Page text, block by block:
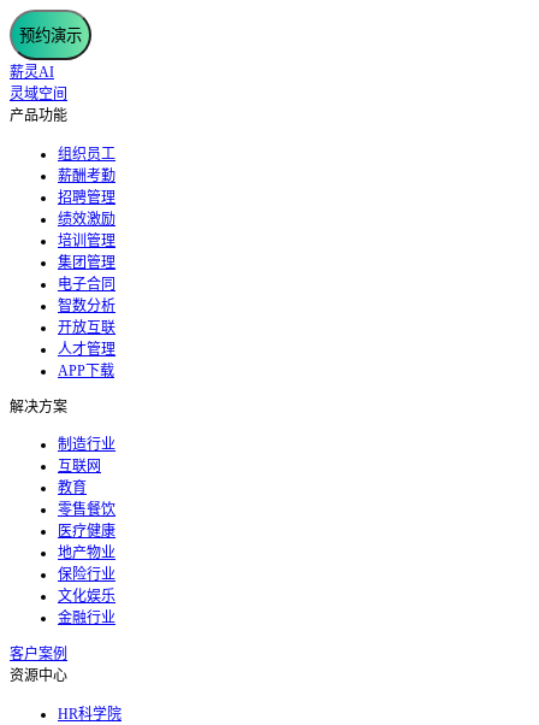
预约演示
薪灵AI
灵域空间
产品功能
组织员工
薪酬考勤
招聘管理
绩效激励
培训管理
集团管理
电子合同
智数分析
开放互联
人才管理
APP下载
解决方案
制造行业
互联网
教育
零售餐饮
医疗健康
地产物业
保险行业
文化娱乐
金融行业
客户案例
资源中心
HR科学院